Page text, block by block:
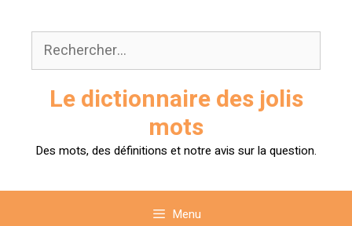
contenu
Rechercher :
Le dictionnaire des jolis
mots
Des mots, des définitions et notre avis sur la question.
Menu